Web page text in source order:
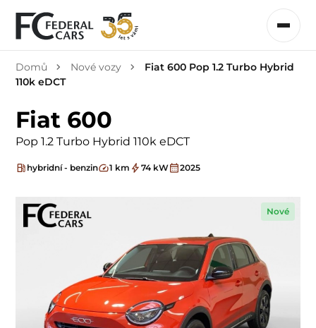
Domů Nové vozy
Fiat 600 Pop 1.2 Turbo Hybrid
110k eDCT
Fiat 600
Pop 1.2 Turbo Hybrid 110k eDCT
hybridní - benzin 1 km 74 kW 2025
Nové